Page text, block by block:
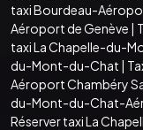
taxi Bourdeau-
Aéroport de Genève |
taxi La Chapelle-du-
du-Mont-du-Chat |
Aéroport Chambéry
du-Mont-du-Chat-
Réserver taxi La